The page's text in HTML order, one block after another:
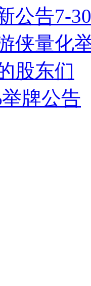
公告7-30
侠量化
股东们
牌公告